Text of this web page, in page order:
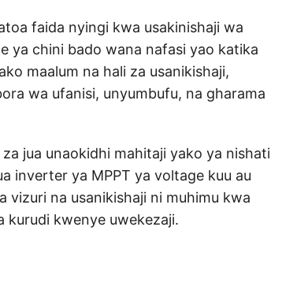
faida nyingi kwa usakinishaji wa
ya chini bado wana nafasi yao katika
maalum na hali za usanikishaji,
wa ufanisi, unyumbufu, na gharama
jua unaokidhi mahitaji yako ya nishati
inverter ya MPPT ya voltage kuu au
na usanikishaji ni muhimu kwa
kurudi kwenye uwekezaji.